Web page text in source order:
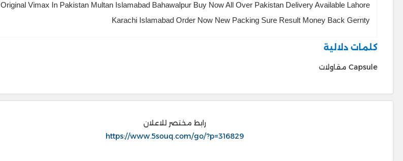
Original Vimax In Pakistan Multan Islamabad Bahawalpur Buy Now All Over Pakistan Delivery Available Lahore
Karachi Islamabad Order Now New Packing Sure Result Money Back Gernty
كلمات دلالية
Capsule مقاولات
رابط مختصر للاعلان
https://www.5souq.com/go/?p=316829